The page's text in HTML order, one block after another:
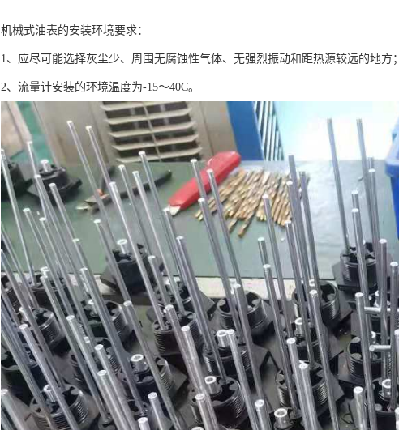
机械式油表的安装环境要求：
1、应尽可能选择灰尘少、周围无腐蚀性气体、无强烈振动和距热源较远的地方；
2、流量计安装的环境温度为-15～40C。